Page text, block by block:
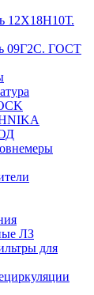
12Х18Н10Т.
09Г2С. ГОСТ
ЛЗ
для